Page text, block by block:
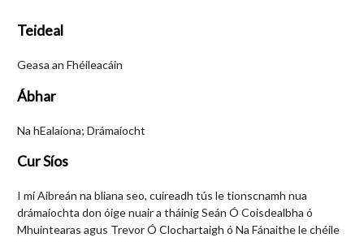
Teideal
Geasa an Fhéileacáin
Ábhar
Na hEalaíona; Drámaíocht
Cur Síos
I mí Aibreán na bliana seo, cuireadh tús le tionscnamh nua
drámaíochta don óige nuair a tháinig Seán Ó Coisdealbha ó
Mhuintearas agus Trevor Ó Clochartaigh ó Na Fánaithe le chéile